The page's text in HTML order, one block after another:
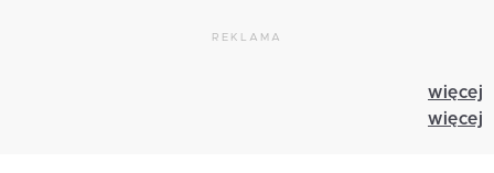
REKLAMA
więcej
więcej